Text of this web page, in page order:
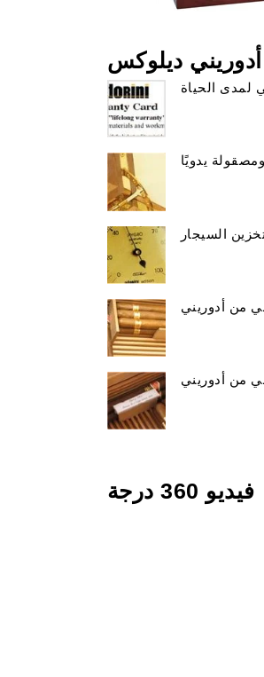
ديلوكس
لمدى الحياة
السيجار
من أدوريني
من أدوريني
فيديو 360 درجة